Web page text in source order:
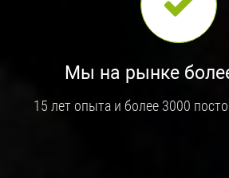
Мы на рынке
15 лет опыта и более 3000